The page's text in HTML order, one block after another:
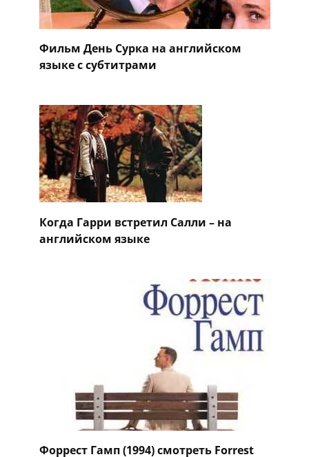
Фильм День Сурка на английском
языке с субтитрами
Когда Гарри встретил Салли – на
английском языке
Форрест Гамп (1994) смотреть Forrest